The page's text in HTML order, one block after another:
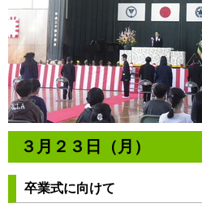
３月２３日（月）
卒業式に向けて